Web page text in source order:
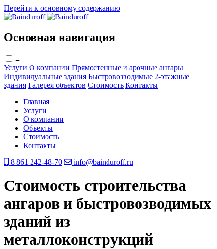
Перейти к основному содержанию
Основная навигация
≡
Услуги О компании Прямостенные и арочные ангары
Индивидуальные здания Быстровозводимые 2-этажные
здания Галерея объектов Стоимость Контакты
Главная
Услуги
О компании
Объекты
Стоимость
Контакты
8 861 242-48-70
info@bainduroff.ru
Стоимость строительства
ангаров и быстровозводимых
зданий из
металлоконструкций